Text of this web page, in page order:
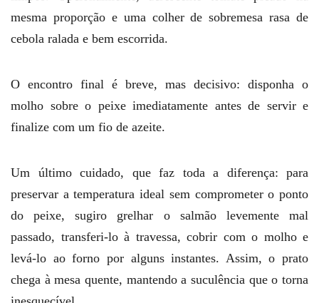
mesma proporção e uma colher de sobremesa rasa de
cebola ralada e bem escorrida.
O encontro final é breve, mas decisivo: disponha o
molho sobre o peixe imediatamente antes de servir e
finalize com um fio de azeite.
Um último cuidado, que faz toda a diferença: para
preservar a temperatura ideal sem comprometer o ponto
do peixe, sugiro grelhar o salmão levemente mal
passado, transferi-lo à travessa, cobrir com o molho e
levá-lo ao forno por alguns instantes. Assim, o prato
chega à mesa quente, mantendo a suculência que o torna